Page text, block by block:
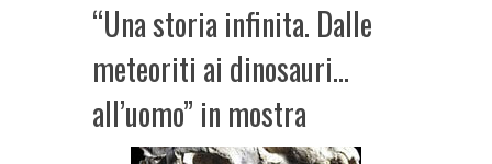
“Una storia infinita. Dalle
meteoriti ai dinosauri…
all’uomo” in mostra